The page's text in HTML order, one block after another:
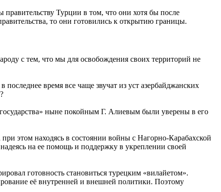
Турции в том, что они хотя бы после
то они готовились к открытию границы.
с тем, что мы для освобождения своих территорий не
время все чаще звучат из уст азербайджанских
государства» ныне покойным Г. Алиевым были уверены в его
этом находясь в состоянии войны с Нагорно-Карабахской
на ее помощь и поддержку в укреплении своей
готовность становиться турецким «вилайетом».
её внутренней и внешней политики. Поэтому